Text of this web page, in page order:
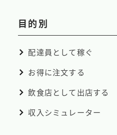
目的別
配達員として稼ぐ
お得に注文する
飲食店として出店する
収入シミュレーター